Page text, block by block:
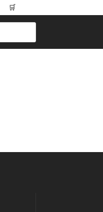
🛒